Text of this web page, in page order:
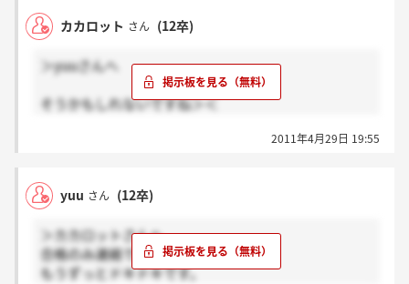
去年300人くらい受けて、70人ほど通過したといって
ました。
カカロット さん (12卒)
＞yuuさんへ
そうかもしれないですね＞＜
自分はいつでも電話かけられてもいいように、先ほど
2011年4月29日 19:55
yuu さん (12卒)
＞カカロットさんへ
合格のみ連絡ですもんね( ；´Д｀)
もうずっとドキドキです。